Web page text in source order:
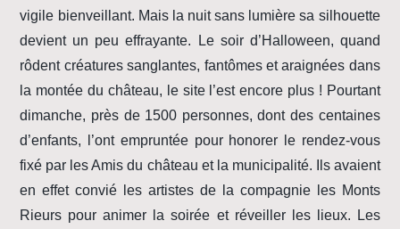
vigile bienveillant. Mais la nuit sans lumière sa silhouette
devient un peu effrayante. Le soir d’Halloween, quand
rôdent créatures sanglantes, fantômes et araignées dans
la montée du château, le site l’est encore plus ! Pourtant
dimanche, près de 1500 personnes, dont des centaines
d’enfants, l’ont empruntée pour honorer le rendez-vous
fixé par les Amis du château et la municipalité. Ils avaient
en effet convié les artistes de la compagnie les Monts
Rieurs pour animer la soirée et réveiller les lieux. Les